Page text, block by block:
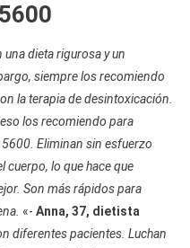
dieta rigurosa y un
siempre los recomiendo
la terapia de desintoxicación.
los recomiendo para
Eliminan sin esfuerzo
cuerpo, lo que hace que
Son más rápidos para
«- Anna, 37, dietista
diferentes pacientes. Luchan